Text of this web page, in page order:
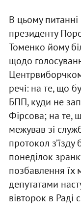
В цьому
президенту
Томенко йому
щодо
речі: на те, що
БПП, куди не
Фірсова; на те,
межував зі
протокол
понеділок
позбавлення їх
депутатами
вівторок в Раді